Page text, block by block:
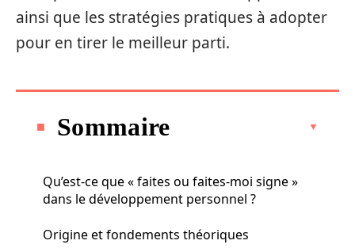
ainsi que les stratégies pratiques à adopter
pour en tirer le meilleur parti.
Sommaire
Qu’est-ce que « faites ou faites-moi signe »
dans le développement personnel ?
Origine et fondements théoriques